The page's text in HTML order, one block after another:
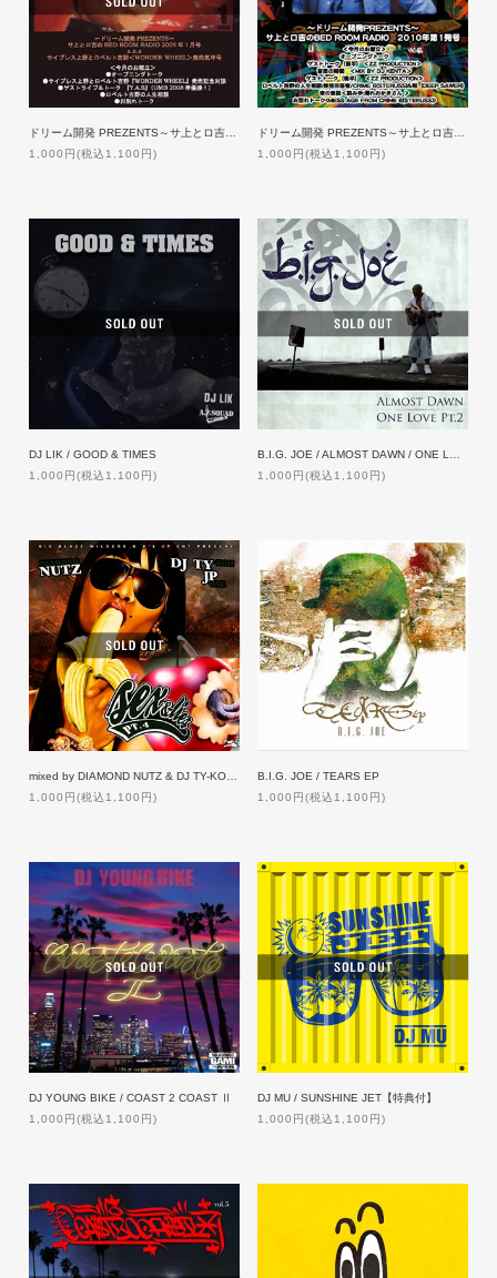
1,000円(税込1,100円)
1,000円(税込1,100円)
DJ LIK / GOOD & TIMES
1,000円(税込1,100円)
1,000円(税込1,100円)
1,000円(税込1,100円)
B.I.G. JOE / TEARS EP
1,000円(税込1,100円)
DJ YOUNG BIKE / COAST 2 COAST Ⅱ
1,000円(税込1,100円)
DJ MU / SUNSHINE JET【特典付】
1,000円(税込1,100円)